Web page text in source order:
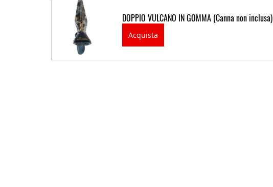
DOPPIO VULCANO IN GOMMA (Canna non inclusa)
Acquista